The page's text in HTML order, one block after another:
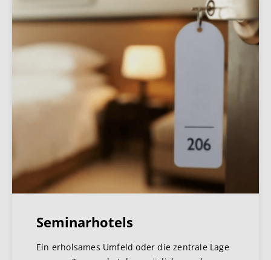
Seminarhotels
Ein erholsames Umfeld oder die zentrale Lage